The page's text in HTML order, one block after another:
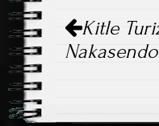
n
navigation
Kitle